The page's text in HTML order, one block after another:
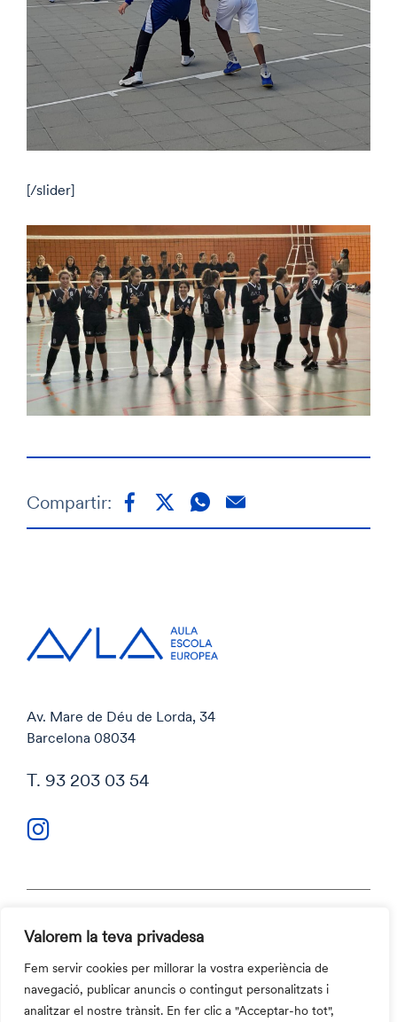
Valorem la teva privadesa
Fem servir cookies per millorar la vostra experiència de
navegació, publicar anuncis o contingut personalitzats i
analitzar el nostre trànsit. En fer clic a "Acceptar-ho tot",
[/slider]
Compartir:
Av. Mare de Déu de Lorda, 34
Barcelona 08034
T. 93 203 03 54
Política de privacitat
Política de cookies
Codi ètic i Canal ètic
Contacte